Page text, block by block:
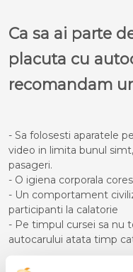
Ca sa ai parte
placuta cu
recomandam
- Sa folosesti aparatele
video in limita bunul
pasageri.
- O igiena corporala
- Un comportament
participanti la calatorie
- Pe timpul cursei sa nu
autocarului atata timp